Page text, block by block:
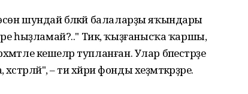
шундай бәләкәй балаларҙы яҡындары
һыҙламай?.." Тик, ҡыҙғанысҡа ҡаршы,
кешеләр тупланған. Улар бәпестәрҙе
– ти хәйриә фонды хеҙмәткәрҙәре.